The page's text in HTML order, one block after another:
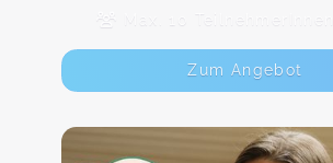
Max. 10 TeilnehmerInnen
Zum Angebot